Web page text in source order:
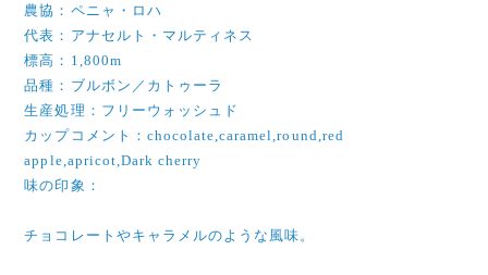
農協：ペニャ・ロハ
代表：アナセルト・マルティネス
標高：1,800m
品種：ブルボン／カトゥーラ
生産処理：フリーウォッシュド
カップコメント：chocolate,caramel,round,red
apple,apricot,Dark cherry
味の印象：
チョコレートやキャラメルのような風味。